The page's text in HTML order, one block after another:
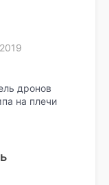
дронов
на плечи